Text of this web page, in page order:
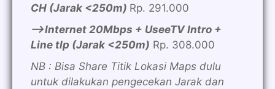
CH (Jarak <250m) Rp. 291.000
—>Internet 20Mbps + UseeTV Intro +
Line tlp (Jarak <250m) Rp. 308.000
NB : Bisa Share Titik Lokasi Maps dulu
untuk dilakukan pengecekan Jarak dan